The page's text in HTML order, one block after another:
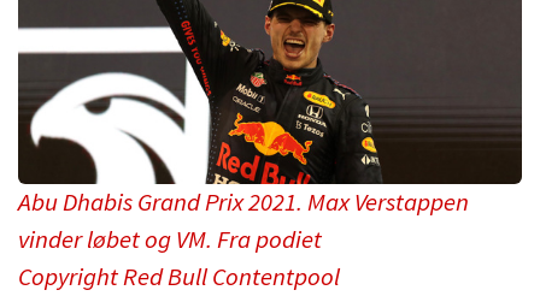
Abu Dhabis Grand Prix 2021. Max Verstappen
vinder løbet og VM. Fra podiet
Copyright Red Bull Contentpool